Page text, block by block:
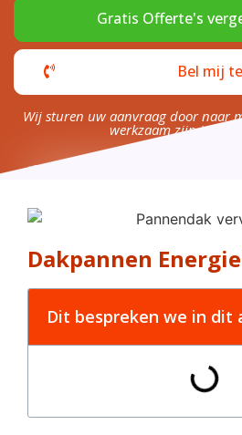
Gratis Offerte's
Bel mij
Wij sturen uw aanvraag door naar
werkzaam zijn in uw
Dakpannen
Dit bespreken we in dit